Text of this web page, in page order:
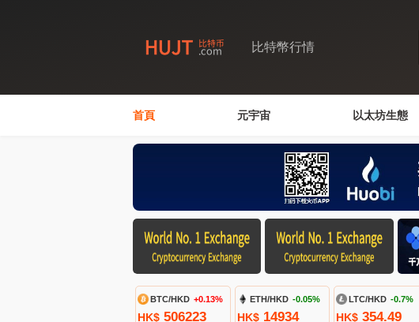
比特幣行情
首頁 元宇宙 以太坊生態
BTC/HKD +0.13%
HK$ 506223
ETH/HKD -0.05%
HK$14934
LTC/HKD -0.7%
HK$354.49